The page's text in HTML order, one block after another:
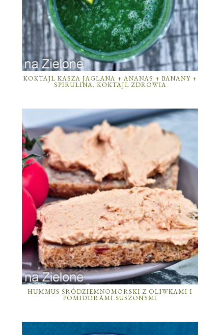
KOKTAJL KASZA JAGLANA + ANANAS + BANANY +
SPIRULINA. KOKTAJL ZDROWIA
HUMMUS ŚRÓDZIEMNOMORSKI Z OLIWKAMI I
POMIDORAMI SUSZONYMI